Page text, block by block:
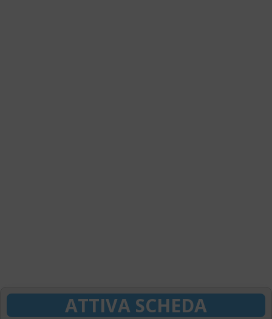
ATTIVA SCHEDA